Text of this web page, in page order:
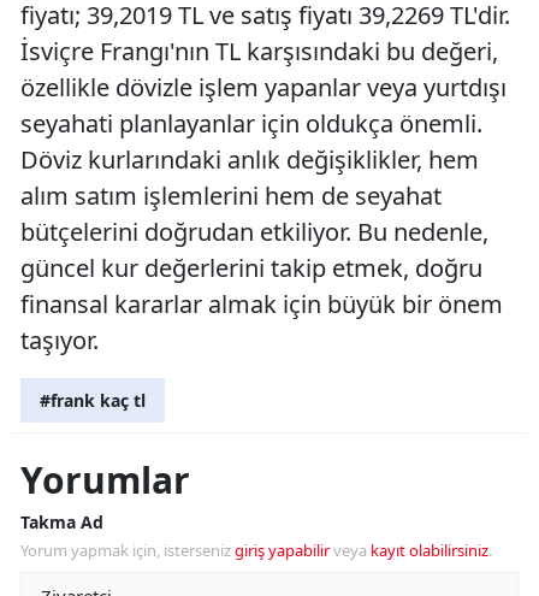
fiyatı; 39,2019 TL ve satış fiyatı 39,2269 TL'dir.
İsviçre Frangı'nın TL karşısındaki bu değeri,
özellikle dövizle işlem yapanlar veya yurtdışı
seyahati planlayanlar için oldukça önemli.
Döviz kurlarındaki anlık değişiklikler, hem
alım satım işlemlerini hem de seyahat
bütçelerini doğrudan etkiliyor. Bu nedenle,
güncel kur değerlerini takip etmek, doğru
finansal kararlar almak için büyük bir önem
taşıyor.
#frank kaç tl
Yorumlar
Takma Ad
Yorum yapmak için, istersenizgiriş yapabilirveya kayıt olabilirsiniz.